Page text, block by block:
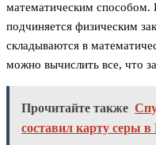
математическим способом.
подчиняется физическим
складываются в
можно вычислить все, что
Прочитайте также
составил карту серы